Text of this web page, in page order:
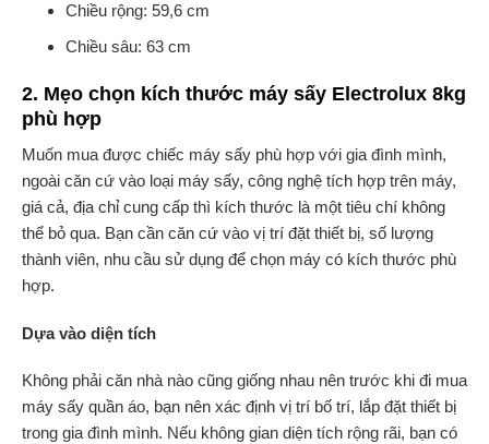
Chiều rộng: 59,6 cm
Chiều sâu: 63 cm
2. Mẹo chọn kích thước máy sấy Electrolux 8kg
phù hợp
Muốn mua được chiếc máy sấy phù hợp với gia đình mình,
ngoài căn cứ vào loại máy sấy, công nghệ tích hợp trên máy,
giá cả, địa chỉ cung cấp thì kích thước là một tiêu chí không
thể bỏ qua. Bạn cần căn cứ vào vị trí đặt thiết bị, số lượng
thành viên, nhu cầu sử dụng để chọn máy có kích thước phù
hợp.
Dựa vào diện tích
Không phải căn nhà nào cũng giống nhau nên trước khi đi mua
máy sấy quần áo, bạn nên xác định vị trí bố trí, lắp đặt thiết bị
trong gia đình mình. Nếu không gian diện tích rộng rãi, bạn có